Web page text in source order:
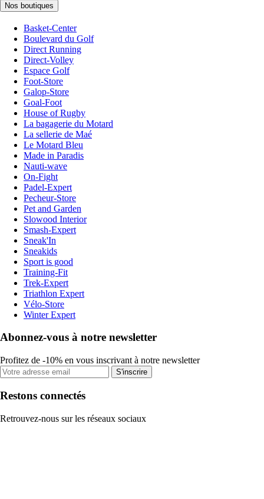
Nos boutiques
Basket-Center
Boulevard du Golf
Direct Running
Direct-Volley
Espace Golf
Foot-Store
Galop-Store
Goal-Foot
House of Rugby
La bagagerie du Motard
La sellerie de Maé
Le Motard Bleu
Made in Paradis
Nauti-wave
On-Fight
Padel-Expert
Pecheur-Store
Pet and Garden
Slowood Interior
Smash-Expert
Sneak'In
Sneakids
Sport is good
Training-Fit
Trek-Expert
Triathlon Expert
Vélo-Store
Winter Expert
Abonnez-vous à notre newsletter
Profitez de -10% en vous inscrivant à notre newsletter
S'inscrire
Restons connectés
Retrouvez-nous sur les réseaux sociaux